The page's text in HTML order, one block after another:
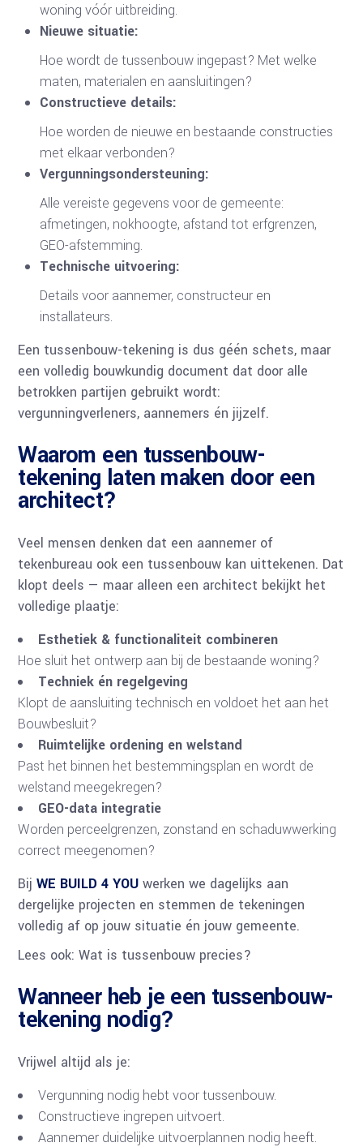
woning vóór uitbreiding.
Nieuwe situatie:
Hoe wordt de tussenbouw ingepast? Met welke
maten, materialen en aansluitingen?
Constructieve details:
Hoe worden de nieuwe en bestaande constructies
met elkaar verbonden?
Vergunningsondersteuning:
Alle vereiste gegevens voor de gemeente:
afmetingen, nokhoogte, afstand tot erfgrenzen,
GEO-afstemming.
Technische uitvoering:
Details voor aannemer, constructeur en
installateurs.
Een tussenbouw-tekening is dus géén schets, maar
een volledig bouwkundig document dat door alle
betrokken partijen gebruikt wordt:
vergunningverleners, aannemers én jijzelf.
Waarom een tussenbouw-
tekening laten maken door een
architect?
Veel mensen denken dat een aannemer of
tekenbureau ook een tussenbouw kan uittekenen. Dat
klopt deels — maar alleen een architect bekijkt het
volledige plaatje:
Esthetiek & functionaliteit combineren
Hoe sluit het ontwerp aan bij de bestaande woning?
Techniek én regelgeving
Klopt de aansluiting technisch en voldoet het aan het
Bouwbesluit?
Ruimtelijke ordening en welstand
Past het binnen het bestemmingsplan en wordt de
welstand meegekregen?
GEO-data integratie
Worden perceelgrenzen, zonstand en schaduwwerking
correct meegenomen?
BijWE BUILD 4 YOU werken we dagelijks aan
dergelijke projecten en stemmen de tekeningen
volledig af op jouw situatie én jouw gemeente.
Lees ook: Wat is tussenbouw precies?
Wanneer heb je een tussenbouw-
tekening nodig?
Vrijwel altijd als je:
Vergunning nodig hebt voor tussenbouw.
Constructieve ingrepen uitvoert.
Aannemer duidelijke uitvoerplannen nodig heeft.